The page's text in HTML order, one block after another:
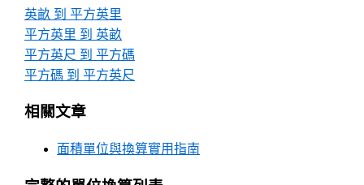
英畝 到 平方英里
平方英里 到 英畝
平方英尺 到 平方碼
平方碼 到 平方英尺
相關文章
面積單位與換算實用指南